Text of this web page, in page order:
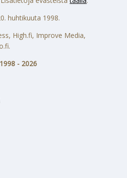
huhtikuuta 1998.
High.fi, Improve Media,
- 2026